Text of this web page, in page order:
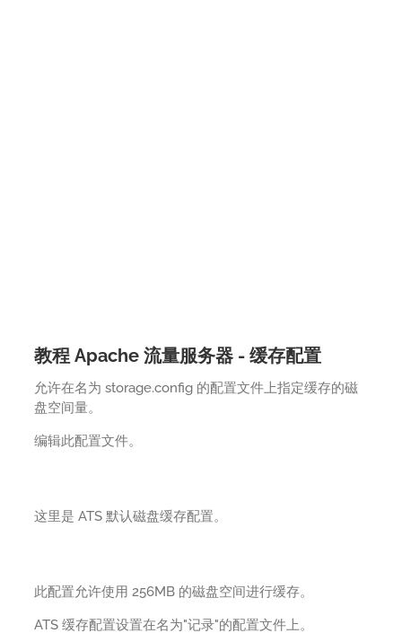
教程 Apache 流量服务器 - 缓存配置
允许在名为 storage.config 的配置文件上指定缓存的磁
盘空间量。
编辑此配置文件。
这里是 ATS 默认磁盘缓存配置。
此配置允许使用 256MB 的磁盘空间进行缓存。
ATS 缓存配置设置在名为"记录"的配置文件上。